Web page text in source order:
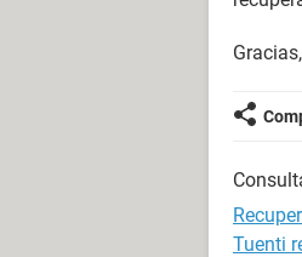
Tuenti